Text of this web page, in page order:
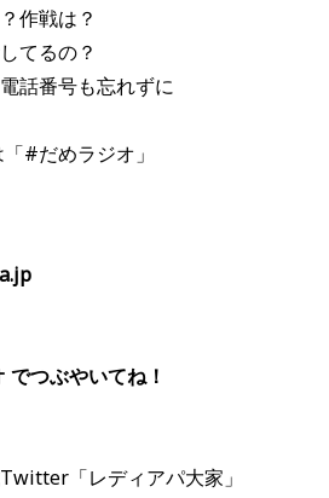
作戦は？
てるの？
話番号も忘れずに
#だめラジオ」
つぶやいてね！
「レディアパ大家」